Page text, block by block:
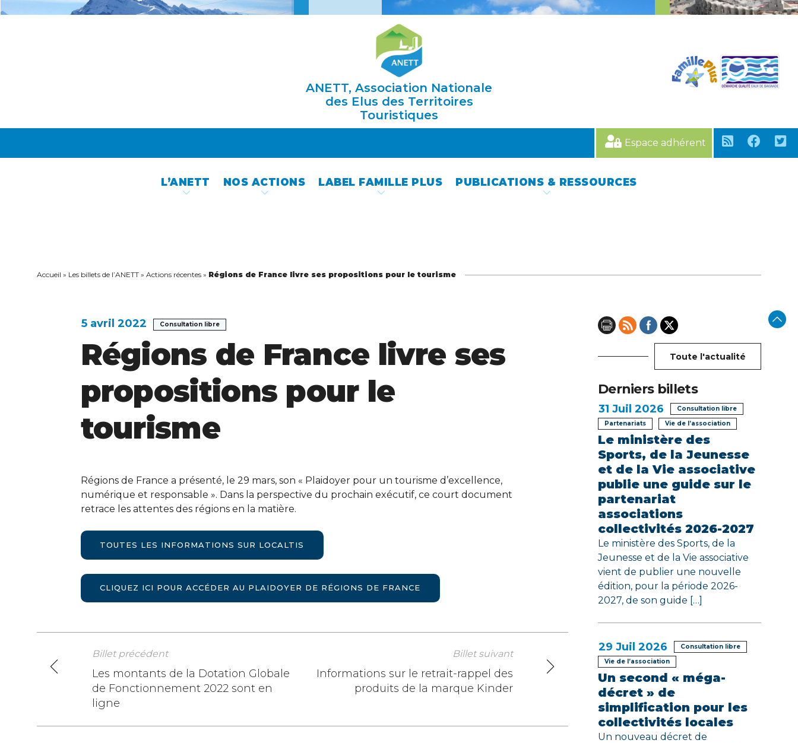
ANETT, Association Nationale
des Elus des Territoires
Touristiques
Espace adhérent
L’ANETT NOS ACTIONS LABEL FAMILLE PLUS PUBLICATIONS & RESSOURCES
Accueil » Les billets de l’ANETT » Actions récentes » Régions de France livre ses propositions pour le tourisme
5 avril 2022 Consultation libre
Régions de France livre ses
propositions pour le
tourisme
Régions de France a présenté, le 29 mars, son « Plaidoyer pour un tourisme d’excellence,
numérique et responsable ». Dans la perspective du prochain exécutif, ce court document
retrace les attentes des régions en la matière.
TOUTES LES INFORMATIONS SUR LOCALTIS
CLIQUEZ ICI POUR ACCÉDER AU PLAIDOYER DE RÉGIONS DE FRANCE
Navigation
l’article
Billet précédent
Les montants de la Dotation Globale
de Fonctionnement 2022 sont en
ligne
Billet suivant
Informations sur le retrait-rappel des
produits de la marque Kinder
Toute l'actualité
Derniers billets
31 Juil 2026
Consultation libre
Partenariats
Vie de l’association
Le ministère des
Sports, de la Jeunesse
et de la Vie associative
publie une guide sur le
partenariat
associations
collectivités 2026-2027
Le ministère des Sports, de la
Jeunesse et de la Vie associative
vient de publier une nouvelle
édition, pour la période 2026-
2027, de son guide […]
29 Juil 2026
Consultation libre
Vie de l’association
Un second « méga-
décret » de
simplification pour les
collectivités locales
Un nouveau décret de